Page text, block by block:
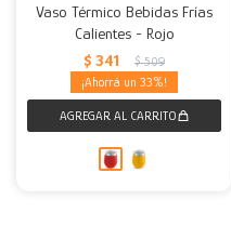
Vaso Térmico Bebidas Frías
Calientes - Rojo
$ 341 $ 509
33